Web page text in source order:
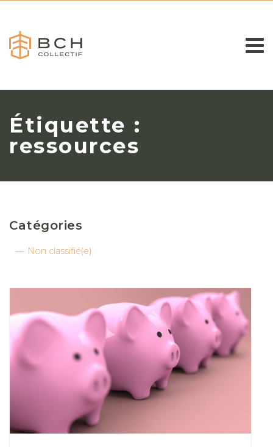
Étiquette :
ressources
Catégories
Non classifié(e)